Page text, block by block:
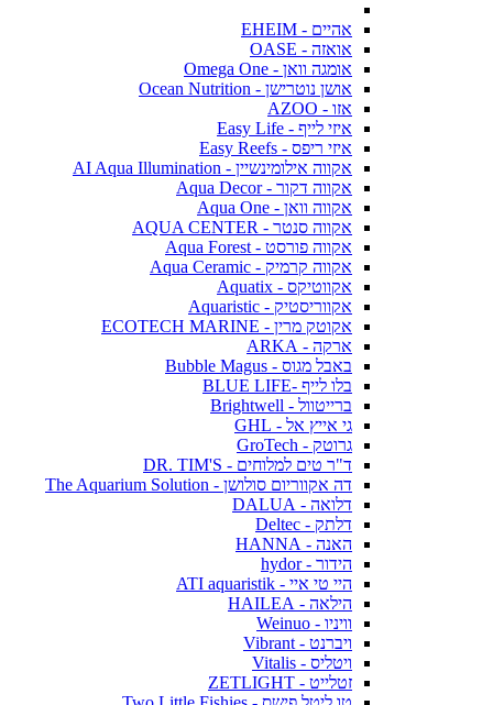
אהיים - EHEIM
אואזה - OASE
אומגה וואן - Omega One
אושן נוטרישן - Ocean Nutrition
אזו - AZOO
איזי לייף - Easy Life
איזי ריפס - Easy Reefs
אקווה אילומינשיין - AI Aqua Illumination
אקווה דקור - Aqua Decor
אקווה וואן - Aqua One
אקווה סנטר - AQUA CENTER
אקווה פורסט - Aqua Forest
אקווה קרמיק - Aqua Ceramic
אקווטיקס - Aquatix
אקווריסטיק - Aquaristic
אקוטק מרין - ECOTECH MARINE
ארקה - ARKA
באבל מגוס - Bubble Magus
בלו לייף -BLUE LIFE
ברייטוול - Brightwell
גי אייץ אל - GHL
גרוטק - GroTech
ד"ר טים למלוחים - DR. TIM'S
דה אקווריום סולושן - The Aquarium Solution
דלואה - DALUA
דלתק - Deltec
האנה - HANNA
הידור - hydor
היי טי איי - ATI aquaristik
הילאה - HAILEA
וויניו - Weinuo
ויברנט - Vibrant
ויטליס - Vitalis
זטלייט - ZETLIGHT